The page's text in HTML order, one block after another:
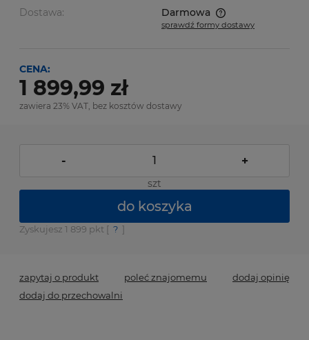
Dostawa:
Darmowa
Cena nie zawiera ewentualnych kosztów płatności
sprawdź formy dostawy
CENA:
1 899,99 zł
zawiera 23% VAT, bez kosztów dostawy
- +
szt
do koszyka
Zyskujesz 1 899 pkt [ ? ]
zapytaj o produkt poleć znajomemu
dodaj opinię
dodaj do przechowalni